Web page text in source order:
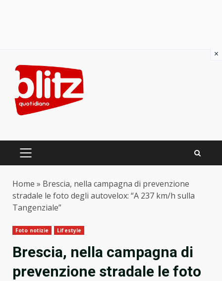
content
PRIMARY
Home » Brescia, nella campagna di prevenzione
stradale le foto degli autovelox: “A 237 km/h sulla
Tangenziale”
Foto notizie Lifestyle
Brescia, nella campagna di
prevenzione stradale le foto
×